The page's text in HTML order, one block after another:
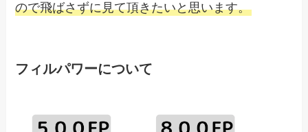
ので飛ばさずに見て頂きたいと思います。
フィルパワーについて